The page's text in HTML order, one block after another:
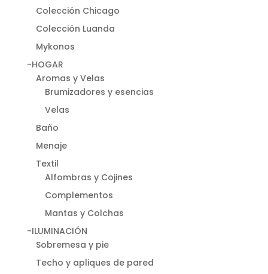
Colección Chicago
Colección Luanda
Mykonos
-HOGAR
Aromas y Velas
Brumizadores y esencias
Velas
Baño
Menaje
Textil
Alfombras y Cojines
Complementos
Mantas y Colchas
-ILUMINACIÓN
Sobremesa y pie
Techo y apliques de pared